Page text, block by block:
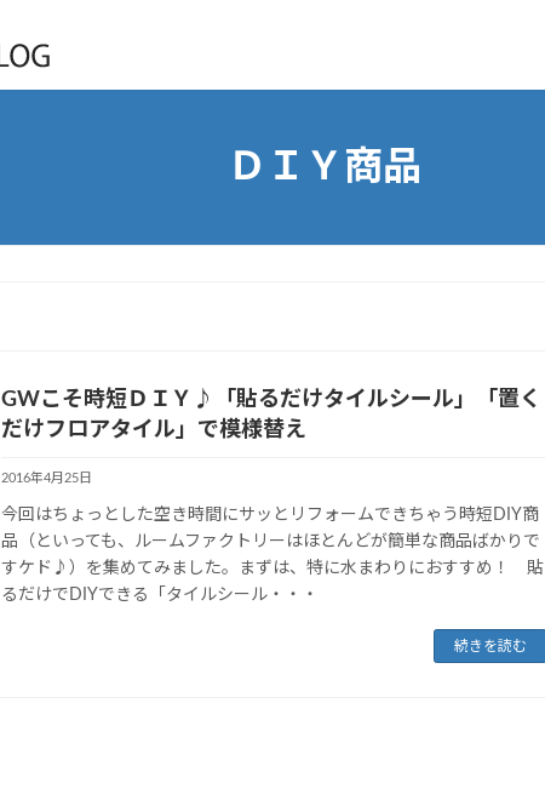
ＤＩＹ商品
GWこそ時短ＤＩＹ♪「貼るだけタイルシール」「置く
だけフロアタイル」で模様替え
2016年4月25日
今回はちょっとした空き時間にサッとリフォームできちゃう時短DIY商
品（といっても、ルームファクトリーはほとんどが簡単な商品ばかりで
すケド♪）を集めてみました。まずは、特に水まわりにおすすめ！ 貼
るだけでDIYできる「タイルシール・・・
続きを読む